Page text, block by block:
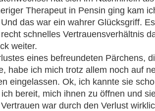
Therapeut in Pensin ging kam
das war ein wahrer Glücksgriff.
schnelles Vertrauensverhältnis
weiter.
eines befreundeten Pärchens,
habe ich mich trotz allem noch auf
eingelassen. Ok, ich kannte sie
bereit, mich ihnen zu öffnen und
war durch den Verlust